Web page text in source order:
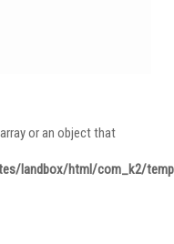
or an object that
landbox/html/com_k2/